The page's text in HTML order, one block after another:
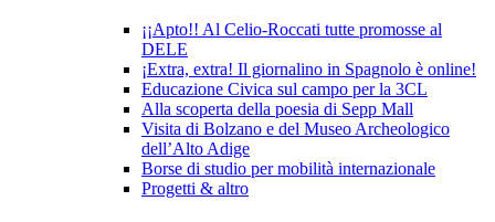
¡¡Apto!! Al Celio-Roccati tutte promosse al
DELE
¡Extra, extra! Il giornalino in Spagnolo è online!
Educazione Civica sul campo per la 3CL
Alla scoperta della poesia di Sepp Mall
Visita di Bolzano e del Museo Archeologico
dell’Alto Adige
Borse di studio per mobilità internazionale
Progetti & altro